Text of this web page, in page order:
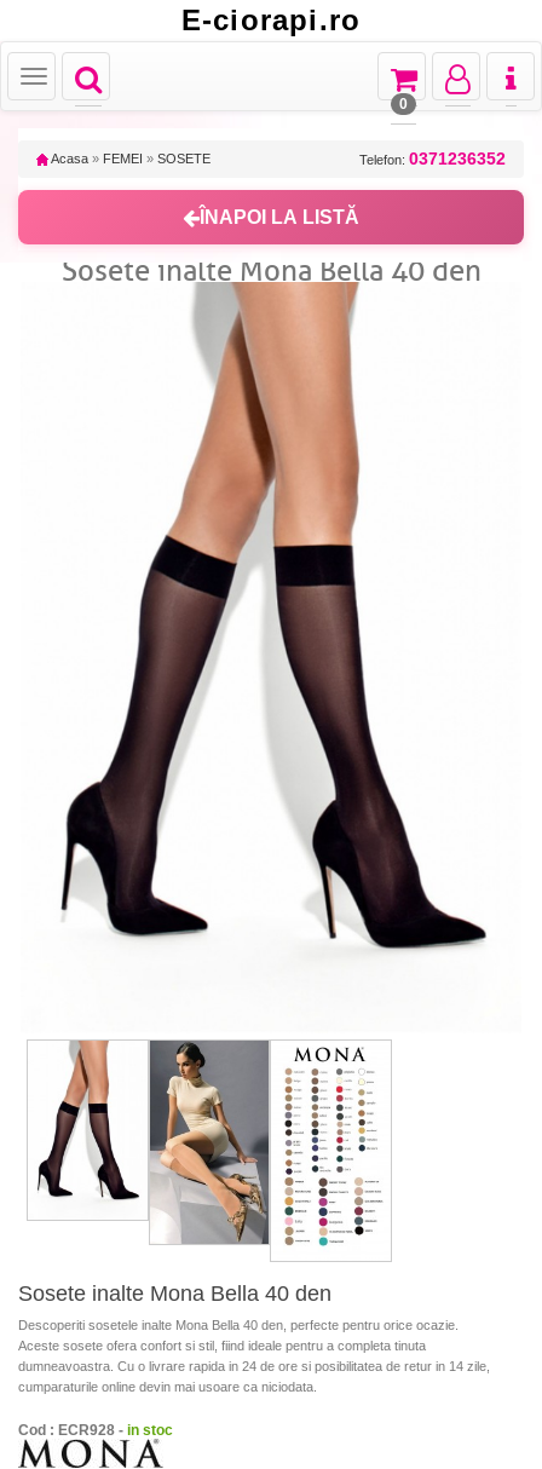
E-ciorapi.ro
Toggle
navigation
Toggle
Toggle
navigation
Toggle
navigation
Toggle
navigation
0
Acasa » FEMEI » SOSETE Telefon: 0371236352
ÎNAPOI LA LISTĂ
Sosete inalte Mona Bella 40 den
Sosete inalte Mona Bella 40 den
Descoperiti sosetele inalte Mona Bella 40 den, perfecte pentru orice ocazie.
Aceste sosete ofera confort si stil, fiind ideale pentru a completa tinuta
dumneavoastra. Cu o livrare rapida in 24 de ore si posibilitatea de retur in 14 zile,
cumparaturile online devin mai usoare ca niciodata.
Cod : ECR928 - in stoc